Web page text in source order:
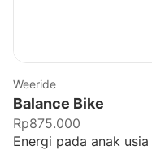
Weeride
Balance Bike
Rp875.000
Energi pada anak